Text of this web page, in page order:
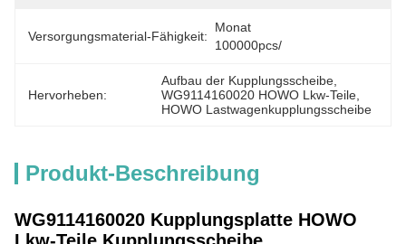
Versorgungsmaterial-Fähigkeit:
Monat
100000pcs/
Hervorheben:
Aufbau der Kupplungsscheibe
WG9114160020 HOWO Lkw-Teile
HOWO Lastwagenkupplungsscheibe
Produkt-Beschreibung
WG9114160020 Kupplungsplatte HOWO